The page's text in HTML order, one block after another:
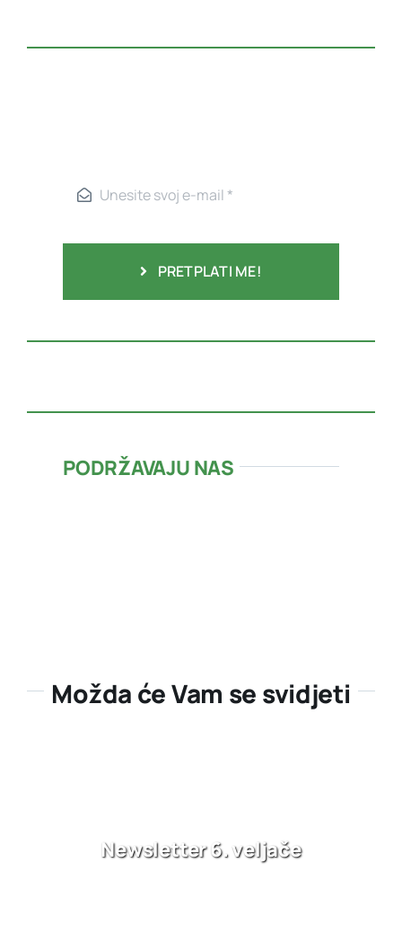
PRETPLATI ME!
PODRŽAVAJU NAS
Možda će Vam se svidjeti
Newsletter 6. veljače